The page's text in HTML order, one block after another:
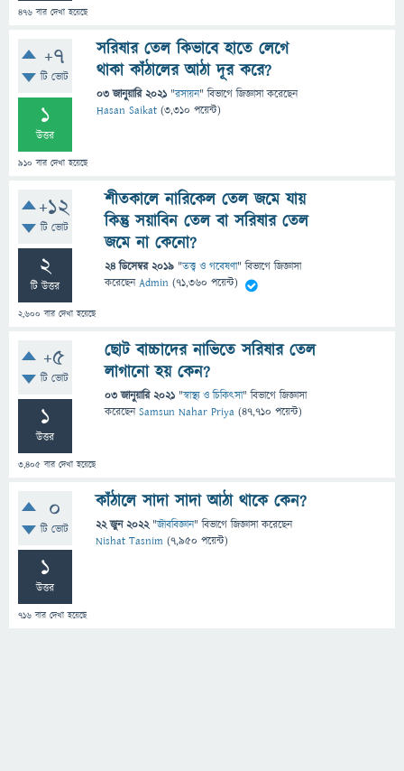
476 বার দেখা হয়েছে
+7
টি ভোট
1
উত্তর
910 বার দেখা হয়েছে
সরিষার তেল কিভাবে হাতে লেগে
থাকা কাঁঠালের আঠা দূর করে?
03 জানুয়ারি 2021 "রসায়ন" বিভাগে জিজ্ঞাসাকরেছেন
Hasan Saikat (3,310 পয়েন্ট)
+12
টি ভোট
2
টি উত্তর
2,600 বার দেখা হয়েছে
শীতকালে নারিকেল তেল জমে যায়
কিন্তু সয়াবিন তেল বা সরিষার তেল
জমে না কেনো?
24 ডিসেম্বর 2019 "তত্ত্ব ও গবেষণা" বিভাগে জিজ্ঞাসা
করেছেনAdmin (71,360 পয়েন্ট)
+5
টি ভোট
1
উত্তর
3,405 বার দেখা হয়েছে
ছোট বাচ্চাদের নাভিতে সরিষার তেল
লাগানো হয় কেন?
03 জানুয়ারি 2021 "স্বাস্থ্য ও চিকিৎসা" বিভাগে জিজ্ঞাসা
করেছেনSamsun Nahar Priya (47,710 পয়েন্ট)
0
টি ভোট
1
উত্তর
716 বার দেখা হয়েছে
কাঁঠালে সাদা সাদা আঠা থাকে কেন?
22 জুন 2022 "জীববিজ্ঞান" বিভাগে জিজ্ঞাসাকরেছেন
Nishat Tasnim (7,950 পয়েন্ট)